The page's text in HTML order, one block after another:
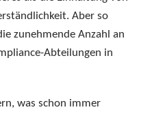
Aber so
zunehmende Anzahl an
Abteilungen in
was schon immer